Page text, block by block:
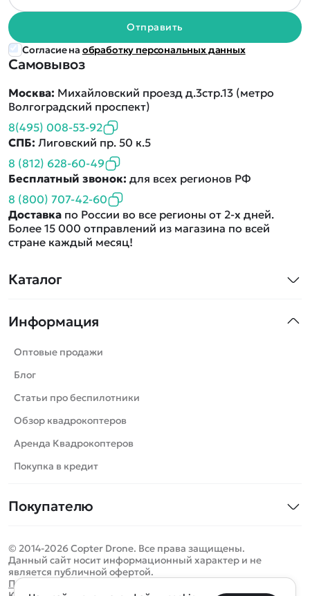
Каталог
Машинки
Танки
Вертолеты
Катера
Роботы
Самолеты
Сборные модели
Спецтехника
Игрушки
Запчасти для моделей
Информация
Оптовые продажи
Блог
Статьи про беспилотники
Обзор квадрокоптеров
Аренда Квадрокоптеров
Покупка в кредит
Покупателю
Оплата и доставка
Помощь
Самовывоз
Москва: Михайловский проезд д.3стр.13 (метро
Волгоградский проспект)
8(495) 008-53-92
СПБ: Лиговский пр. 50 к.5
8 (812) 628-60-49
Бесплатный звонок: для всех регионов РФ
8 (800) 707-42-60
Доставка по России во все регионы от 2-х дней.
Более 15 000 отправлений из магазина по всей
стране каждый месяц!
Отправить
Согласие на обработку персональных данных
© 2014-2026 Copter Drone. Все права защищены.
Данный сайт носит информационный характер и не
является публичной офертой.
Политика конфиденциальности
Определить местоположение